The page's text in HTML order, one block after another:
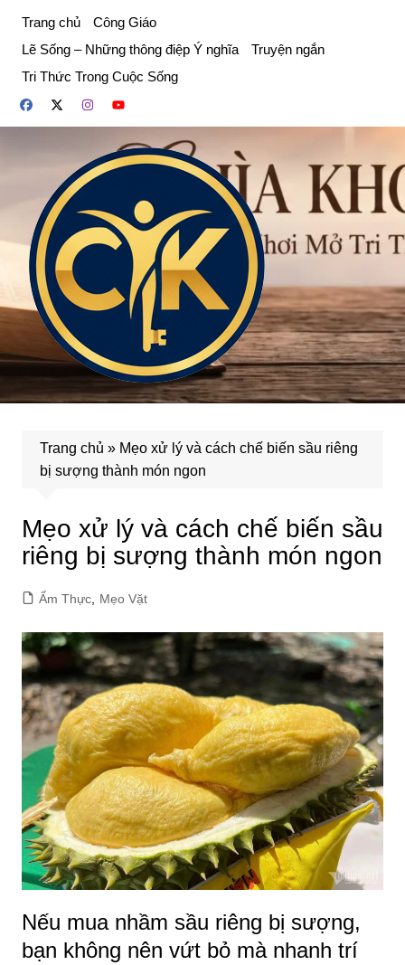
phần
dung
Trang chủ
Công Giáo
Lẽ Sống – Những thông điệp Ý nghĩa
Truyện ngắn
Tri Thức Trong Cuộc Sống
Trang chủ » Mẹo xử lý và cách chế biến sầu riêng
bị sượng thành món ngon
Mẹo xử lý và cách chế biến sầu
riêng bị sượng thành món ngon
Ẩm Thực, Mẹo Vặt
Nếu mua nhầm sầu riêng bị sượng,
bạn không nên vứt bỏ mà nhanh trí